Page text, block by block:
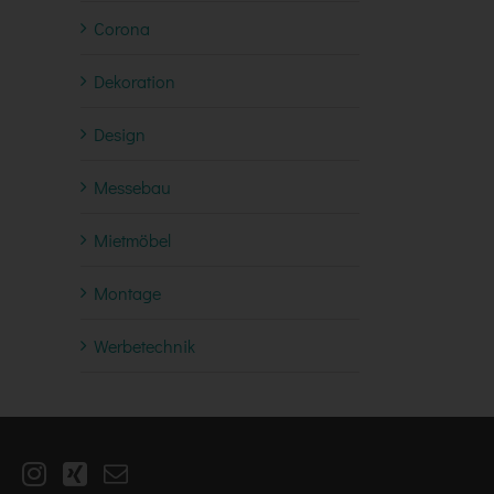
Corona
Dekoration
Design
Messebau
Mietmöbel
Montage
Werbetechnik